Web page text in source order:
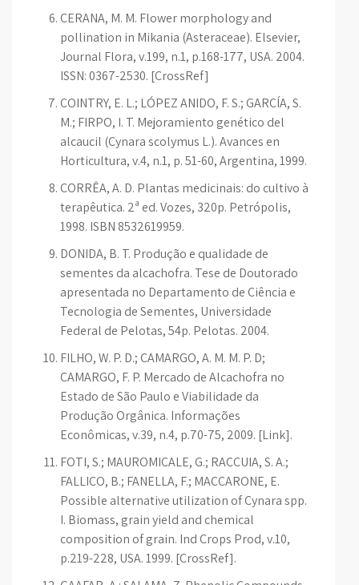
CERANA, M. M. Flower morphology and
pollination in Mikania (Asteraceae). Elsevier,
Journal Flora, v.199, n.1, p.168-177, USA. 2004.
ISSN: 0367-2530. [CrossRef]
COINTRY, E. L.; LÓPEZ ANIDO, F. S.; GARCÍA, S.
M.; FIRPO, I. T. Mejoramiento genético del
alcaucil (Cynara scolymus L.). Avances en
Horticultura, v.4, n.1, p. 51-60, Argentina, 1999.
CORRÊA, A. D. Plantas medicinais: do cultivo à
terapêutica. 2ª ed. Vozes, 320p. Petrópolis,
1998. ISBN 8532619959.
DONIDA, B. T. Produção e qualidade de
sementes da alcachofra. Tese de Doutorado
apresentada no Departamento de Ciência e
Tecnologia de Sementes, Universidade
Federal de Pelotas, 54p. Pelotas. 2004.
FILHO, W. P. D.; CAMARGO, A. M. M. P. D;
CAMARGO, F. P. Mercado de Alcachofra no
Estado de São Paulo e Viabilidade da
Produção Orgânica. Informações
Econômicas, v.39, n.4, p.70-75, 2009. [Link].
FOTI, S.; MAUROMICALE, G.; RACCUIA, S. A.;
FALLICO, B.; FANELLA, F.; MACCARONE, E.
Possible alternative utilization of Cynara spp.
I. Biomass, grain yield and chemical
composition of grain. Ind Crops Prod, v.10,
p.219-228, USA. 1999. [CrossRef].